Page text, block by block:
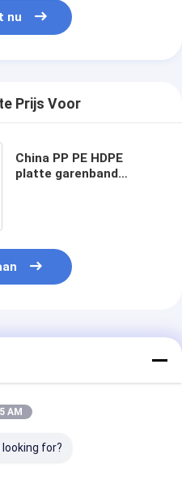
nu
Prijs Voor
China PP PE HDPE
platte garenband
AM
for?